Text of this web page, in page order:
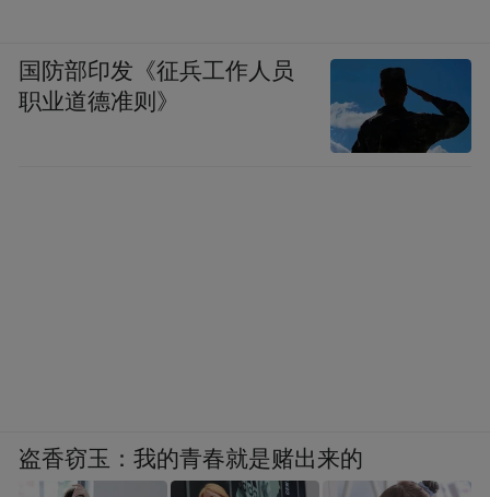
国防部印发《征兵工作人员
职业道德准则》
盗香窃玉：我的青春就是赌出来的